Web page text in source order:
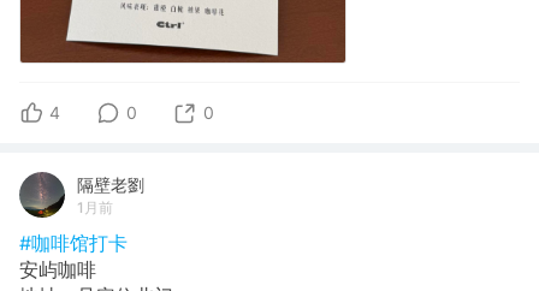
4 0 0
隔壁老劉
1月前
#咖啡馆打卡
安屿咖啡